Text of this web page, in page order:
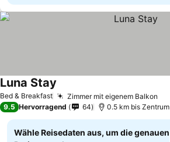
Bed & Breakfast Zimmer mit eigenem Balkon
Luna Stay
9.5 Hervorragend 64 0.5 km bis Zentrum
Wähle Reisedaten aus, um die genauen